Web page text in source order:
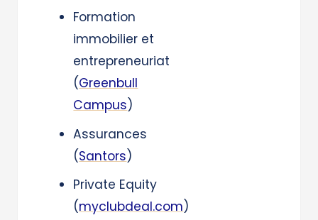
Formation
immobilier et
entrepreneuriat
(Greenbull
Campus)
Assurances
(Santors)
Private Equity
(myclubdeal.com)